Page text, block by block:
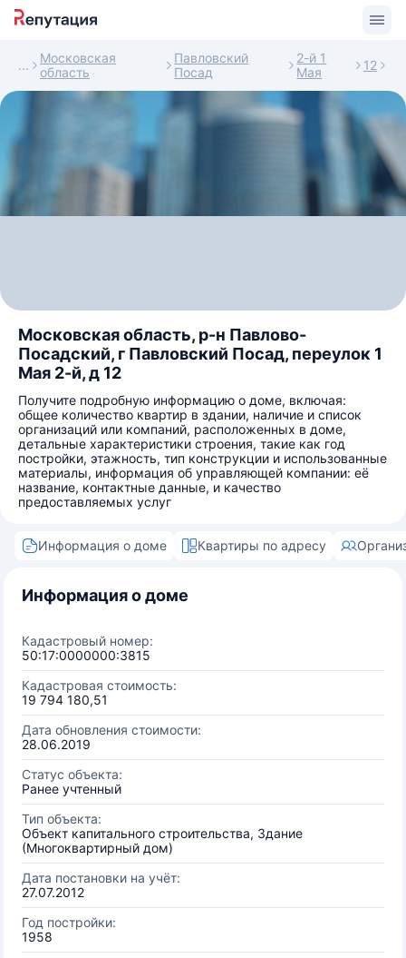
Московская
область
Павловский
Посад
2-й 1
Мая
12
Московская область, р-н Павлово-
Посадский, г Павловский Посад, переулок 1
Мая 2-й, д 12
Получите подробную информацию о доме, включая:
общее количество квартир в здании, наличие и список
организаций или компаний, расположенных в доме,
детальные характеристики строения, такие как год
постройки, этажность, тип конструкции и использованные
материалы, информация об управляющей компании: её
название, контактные данные, и качество
предоставляемых услуг
Информация о доме Квартиры по адресу
Информация о доме
Кадастровый номер:
50:17:0000000:3815
Кадастровая стоимость:
19 794 180,51
Дата обновления стоимости:
28.06.2019
Статус объекта:
Ранее учтенный
Тип объекта:
Объект капитального строительства, Здание
(Многоквартирный дом)
Дата постановки на учёт:
27.07.2012
Год постройки:
1958